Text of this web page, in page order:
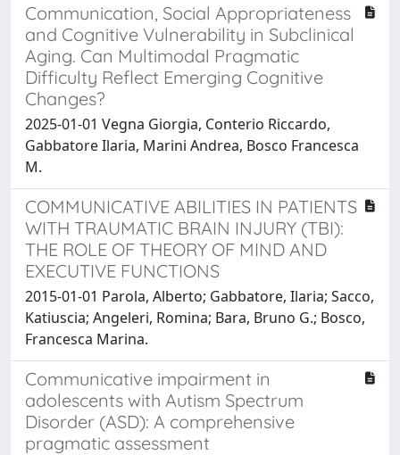
Communication, Social Appropriateness
and Cognitive Vulnerability in Subclinical
Aging. Can Multimodal Pragmatic
Difficulty Reflect Emerging Cognitive
Changes?
2025-01-01 Vegna Giorgia, Conterio Riccardo,
Gabbatore Ilaria, Marini Andrea, Bosco Francesca
M.
COMMUNICATIVE ABILITIES IN PATIENTS
WITH TRAUMATIC BRAIN INJURY (TBI):
THE ROLE OF THEORY OF MIND AND
EXECUTIVE FUNCTIONS
2015-01-01 Parola, Alberto; Gabbatore, Ilaria; Sacco,
Katiuscia; Angeleri, Romina; Bara, Bruno G.; Bosco,
Francesca Marina.
Communicative impairment in
adolescents with Autism Spectrum
Disorder (ASD): A comprehensive
pragmatic assessment